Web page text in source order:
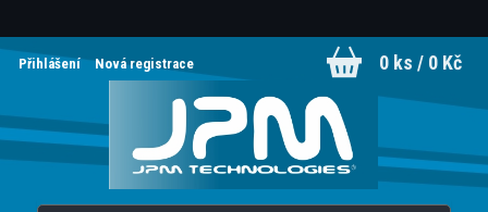
Přihlášení Nová registrace 0 ks / 0 Kč